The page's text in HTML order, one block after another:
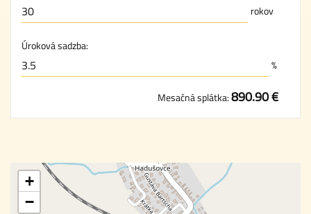
rokov
Úroková sadzba:
%
Mesačná splátka:890.90 €
+
−